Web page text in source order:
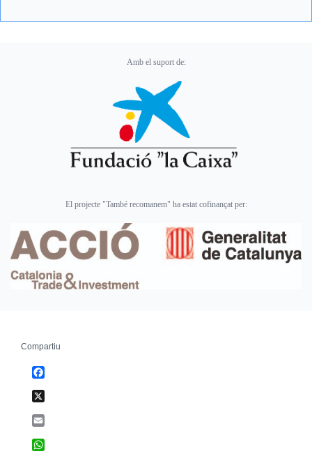
Amb el suport de:
El projecte "També recomanem" ha estat cofinançat per:
Compartiu